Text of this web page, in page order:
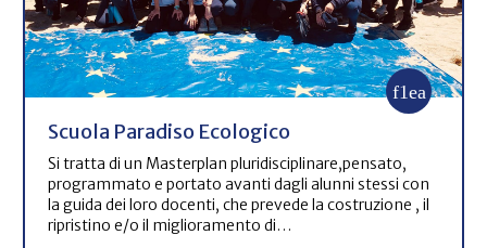
Scuola Paradiso Ecologico
Si tratta di un Masterplan pluridisciplinare,pensato,
programmato e portato avanti dagli alunni stessi con
la guida dei loro docenti, che prevede la costruzione , il
ripristino e/o il miglioramento di…